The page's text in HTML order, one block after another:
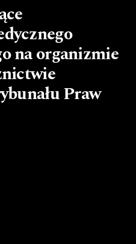
na organizmie
Praw